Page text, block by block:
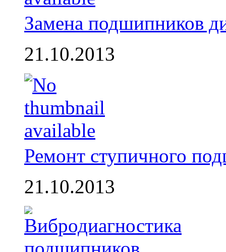
Замена подшипников
21.10.2013
Ремонт ступичного
21.10.2013